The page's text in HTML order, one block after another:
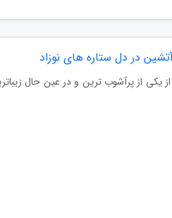
در دل ستاره های نوزاد
از پرآشوب ترین و در عین حال